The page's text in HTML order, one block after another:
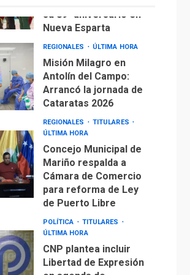
Arrancó la jornada de
Cataratas 2026
REGIONALES
TITULARES
Concejo Municipal de
Mariño respalda a
para reforma de Ley
POLÍTICA
TITULARES
CNP plantea incluir
Libertad de Expresión
negociación con
DESTACADOS
ÚLTIMA HORA